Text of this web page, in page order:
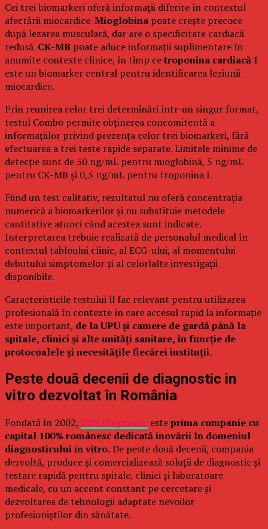
Cei trei biomarkeri oferă informații diferite în contextul
afectării miocardice.Mioglobina poate crește precoce
după lezarea musculară, dar are o specificitate cardiacă
redusă. CK-MB poate aduce informații suplimentare în
anumite contexte clinice, în timp cetroponina cardiacă I
este un biomarker central pentru identificarea leziunii
miocardice.
Prin reunirea celor trei determinări într-un singur format,
testul Combo permite obținerea concomitentă a
informațiilor privind prezența celor trei biomarkeri, fără
efectuarea a trei teste rapide separate. Limitele minime de
detecție sunt de 50 ng/mL pentru mioglobină, 5 ng/mL
pentru CK-MB și 0,5 ng/mL pentru troponina I.
Fiind un test calitativ, rezultatul nu oferă concentrația
numerică a biomarkerilor și nu substituie metodele
cantitative atunci când acestea sunt indicate.
Interpretarea trebuie realizată de personalul medical în
contextul tabloului clinic, al ECG-ului, al momentului
debutului simptomelor și al celorlalte investigații
disponibile.
Caracteristicile testului îl fac relevant pentru utilizarea
profesională în contexte în care accesul rapid la informație
este important, de la UPU și camere de gardă până la
spitale, clinici și alte unități sanitare, în funcție de
protocoalele și necesitățile fiecărei instituții.
Peste două decenii de diagnostic in
vitro dezvoltat în România
Fondată în 2002, DDS Diagnostic esteprima companie cu
capital 100% românesc dedicată inovării în domeniul
diagnosticului in vitro.De peste două decenii, compania
dezvoltă, produce și comercializează soluții de diagnostic și
testare rapidă pentru spitale, clinici și laboratoare
medicale, cu un accent constant pe cercetare și
dezvoltarea de tehnologii adaptate nevoilor
profesioniștilor din sănătate.